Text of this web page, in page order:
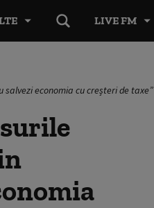
LIVE FM
economia cu creșteri de taxe”